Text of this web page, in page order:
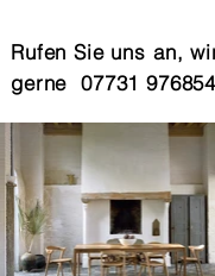
Rufen Sie uns an,
gerne 07731